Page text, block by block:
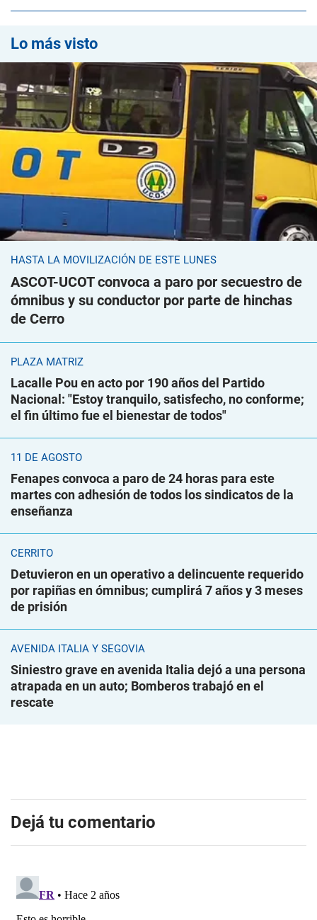
Lo más visto
HASTA LA MOVILIZACIÓN DE ESTE LUNES
ASCOT-UCOT convoca a paro por secuestro de
ómnibus y su conductor por parte de hinchas
de Cerro
PLAZA MATRIZ
Lacalle Pou en acto por 190 años del Partido
Nacional: "Estoy tranquilo, satisfecho, no conforme;
el fin último fue el bienestar de todos"
11 DE AGOSTO
Fenapes convoca a paro de 24 horas para este
martes con adhesión de todos los sindicatos de la
enseñanza
CERRITO
Detuvieron en un operativo a delincuente requerido
por rapiñas en ómnibus; cumplirá 7 años y 3 meses
de prisión
AVENIDA ITALIA Y SEGOVIA
Siniestro grave en avenida Italia dejó a una persona
atrapada en un auto; Bomberos trabajó en el
rescate
Dejá tu comentario